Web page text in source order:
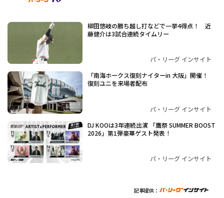
柳田悠岐の勝ち越し打などで一挙4得点！ 近
藤健介は3試合連続タイムリー
パ・リーグ インサイト
「南海ホークス復刻ナイターin 大阪」開催！
復刻ユニを来場者配布
パ・リーグ インサイト
DJ KOOは3年連続出演 「鷹祭 SUMMER BOOST
2026」第1弾豪華ゲスト発表！
パ・リーグ インサイト
記事提供：